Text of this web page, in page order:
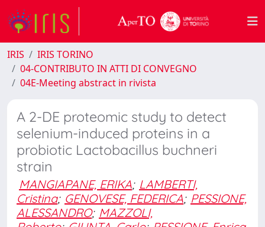
IRIS
IRIS TORINO
04-CONTRIBUTO IN ATTI DI CONVEGNO
04E-Meeting abstract in rivista
A 2-DE proteomic study to detect
selenium-induced proteins in a
probiotic Lactobacillus buchneri
strain
MANGIAPANE, ERIKA; LAMBERTI,
Cristina; GENOVESE, FEDERICA; PESSIONE,
ALESSANDRO; MAZZOLI,